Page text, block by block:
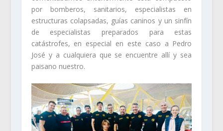
por bomberos, sanitarios, especialistas en
estructuras colapsadas, guías caninos y un sinfín
de especialistas preparados para estas
catástrofes, en especial en este caso a Pedro
José y a cualquiera que se encuentre allí y sea
paisano nuestro.